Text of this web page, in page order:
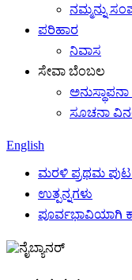
ನಮ್ಮನ್ನು
ಪರಿಹಾರ
ನಿವಾಸ
ಸೇವಾ ಬೆಂಬಲ
ಸೂಚನಾ
English
ಮರಳಿ ಪ್ರಥಮ
ಉತ್ಪನ್ನಗಳು
ಪೂರ್ವಭಾವಿಯಾಗಿ